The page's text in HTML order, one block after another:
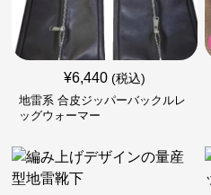
¥6,440 (税込)
地雷系 合皮ジッパーバックルレ
ッグウォーマー